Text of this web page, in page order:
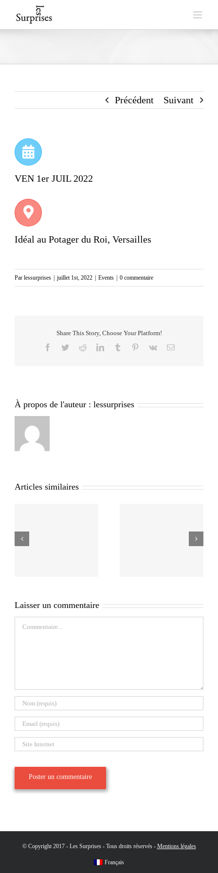
to
Précédent Suivant
VEN 1er JUIL 2022
Idéal au Potager du Roi, Versailles
Par lessurprises | juillet 1st, 2022 | Events | 0 commentaire
Share This Story, Choose Your Platform!
Facebook
TwitterRedditLinkedInTumblr Pinterest
Vk Email
À propos de l'auteur : lessurprises
Articles similaires
Laisser un commentaire
Commentaire
© Copyright 2017 - Les Surprises - Tous droits réservés - Mentions légales
Français